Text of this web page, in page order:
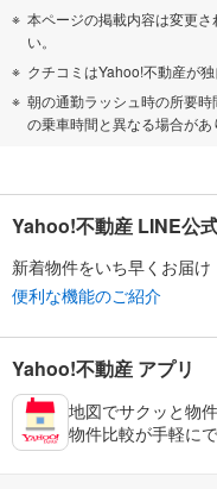
本ページの掲載内容は変更
い。
クチコミはYahoo!不動産が
朝の通勤ラッシュ時の所要
の乗車時間と異なる場合があ
Yahoo!不動産 LINE公
新着物件をいち早くお届け
便利な機能のご紹介
Yahoo!不動産 アプリ
地図でサクッと物
物件比較が手軽に